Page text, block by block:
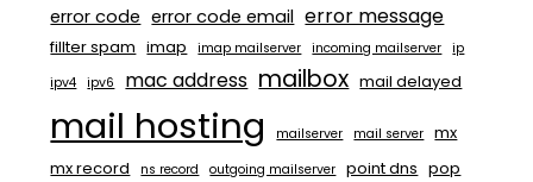
error code error code email error message
fillter spam imap imap mailserver incoming mailserver
ip
ipv4
ipv6 mac address mailbox mail delayed
mail hosting mailserver mail server
mx
mx record
ns record outgoing mailserver point dns pop